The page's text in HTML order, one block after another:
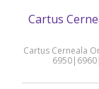
Cartus
Cartus Cerneala